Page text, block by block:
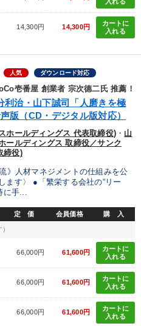
14,300円 14,300円
カートに
入れる
人気 ダウンロード対応
壱番屋 創業者 宗次德二氏 推薦！
利治・山下誠司「人磨きを極
版（CD・デジタル版対応）
ホールディングス 代表取締役) ・ 山
ールディングス 取締役／サンク
締役)
》人材マネジメントの仕組みを公
ます〉 ●「繁栄する会社の“リー
に手...
定 価 会員価格 購 入
66,000円 61,600円
カートに
入れる
66,000円 61,600円
カートに
入れる
66,000円 61,600円
カートに
入れる